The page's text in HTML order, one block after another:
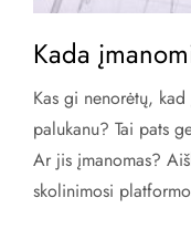
Kada
Kas gi nenorėtų,
palukanu? Tai pats
Ar jis įmanomas?
skolinimosi